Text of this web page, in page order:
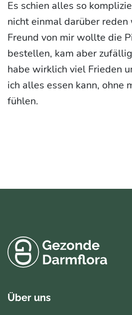
Es schien alles so
nicht einmal darüber
Freund von mir wollte die
bestellen, kam aber
habe wirklich viel Frieden
ich alles essen kann, ohne
fühlen.
Über uns